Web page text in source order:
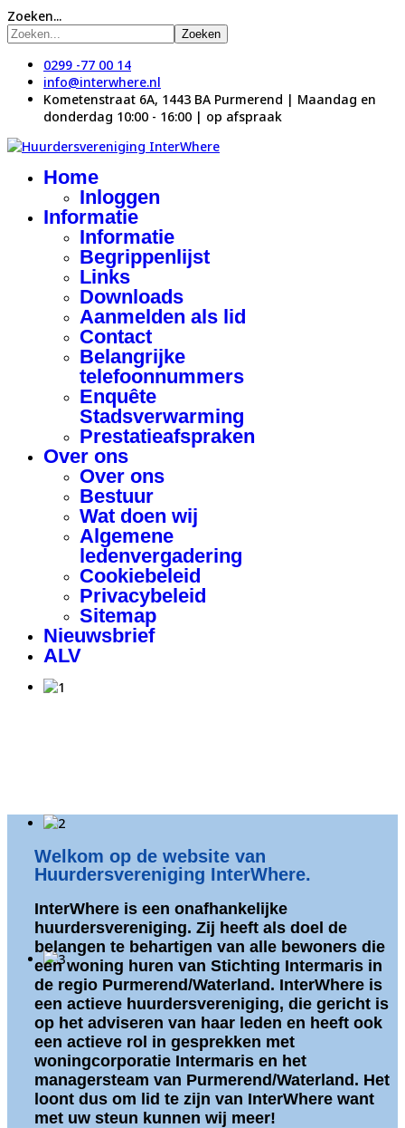
Zoeken...
Zoeken
0299 -77 00 14
info@interwhere.nl
Kometenstraat 6A, 1443 BA Purmerend | Maandag en
donderdag 10:00 - 16:00 | op afspraak
Home
Inloggen
Informatie
Informatie
Begrippenlijst
Links
Downloads
Aanmelden als lid
Contact
Belangrijke
telefoonnummers
Enquête
Stadsverwarming
Prestatieafspraken
Over ons
Over ons
Bestuur
Wat doen wij
Algemene
ledenvergadering
Cookiebeleid
Privacybeleid
Sitemap
Nieuwsbrief
ALV
Welkom op de website van
Huurdersvereniging InterWhere.
InterWhere is een onafhankelijke
huurdersvereniging. Zij heeft als doel de
belangen te behartigen van alle bewoners die
een woning huren van Stichting Intermaris in
de regio Purmerend/Waterland. InterWhere is
een actieve huurdersvereniging, die gericht is
op het adviseren van haar leden en heeft ook
een actieve rol in gesprekken met
woningcorporatie Intermaris en het
managersteam van Purmerend/Waterland. Het
loont dus om lid te zijn van InterWhere want
met uw steun kunnen wij meer!